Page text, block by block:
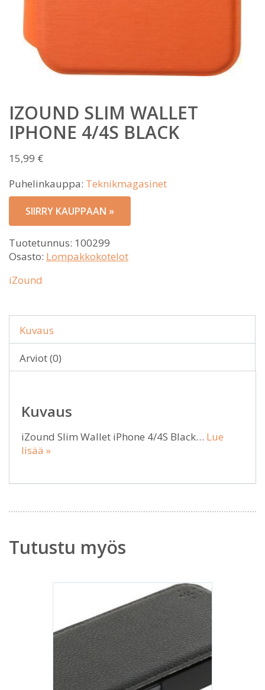
IZOUND SLIM WALLET
IPHONE 4/4S BLACK
15,99 €
Puhelinkauppa: Teknikmagasinet
SIIRRY KAUPPAAN »
Tuotetunnus: 100299
Osasto: Lompakkokotelot
iZound
Kuvaus
Arviot (0)
Kuvaus
iZound Slim Wallet iPhone 4/4S Black… Lue
lisää »
Tutustu myös